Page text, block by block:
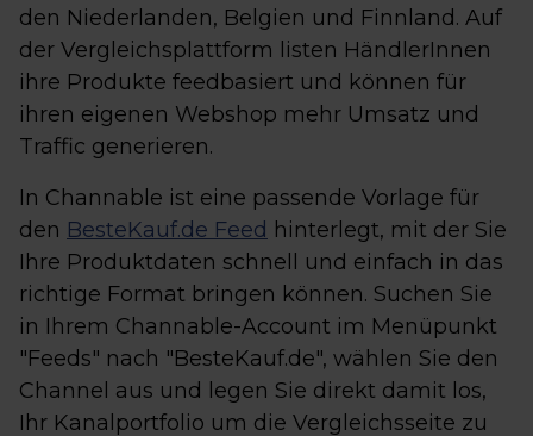
den Niederlanden, Belgien und Finnland. Auf
der Vergleichsplattform listen HändlerInnen
ihre Produkte feedbasiert und können für
ihren eigenen Webshop mehr Umsatz und
Traffic generieren.
In Channable ist eine passende Vorlage für
den BesteKauf.de Feed hinterlegt, mit der Sie
Ihre Produktdaten schnell und einfach in das
richtige Format bringen können. Suchen Sie
in Ihrem Channable-Account im Menüpunkt
"Feeds" nach "BesteKauf.de", wählen Sie den
Channel aus und legen Sie direkt damit los,
Ihr Kanalportfolio um die Vergleichsseite zu